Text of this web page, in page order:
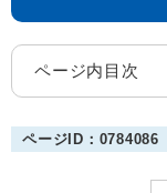
へ
ページ内目次
ページID：0784086